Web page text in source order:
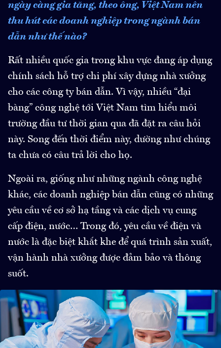
ngày càng gia tăng, theo ông, Việt Nam nên
thu hút các doanh nghiệp trong ngành bán
dẫn như thế nào?
Rất nhiều quốc gia trong khu vực đang áp dụng
chính sách hỗ trợ chi phí xây dựng nhà xưởng
cho các công ty bán dẫn. Vì vậy, nhiều “đại
bàng” công nghệ tới Việt Nam tìm hiểu môi
trường đầu tư thời gian qua đã đặt ra câu hỏi
này. Song đến thời điểm này, dường như chúng
ta chưa có câu trả lời cho họ.
Ngoài ra, giống như những ngành công nghệ
khác, các doanh nghiệp bán dẫn cũng có những
yêu cầu về cơ sở hạ tầng và các dịch vụ cung
cấp điện, nước… Trong đó, yêu cầu về điện và
nước là đặc biệt khắt khe để quá trình sản xuất,
vận hành nhà xưởng được đảm bảo và thông
suốt.